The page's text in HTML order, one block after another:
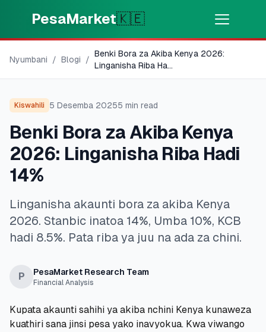
PesaMarket🇰🇪
⚡Pesa Sasa
Pata pesa kwa dakika
🌍CHAGUA NCHI
🇰🇪Kenya
💳
🎯Pata Mkopo
💳Kadi za Mkopo
💰Mikopo ya Kibinafsi
📱Mikopo ya Simu
Nyumbani / Blogi /
Benki Bora za Akiba Kenya 2026:
Linganisha Riba Ha...
Kiswahili 5 Desemba 20255 min read
Benki Bora za Akiba Kenya
2026: Linganisha Riba Hadi
14%
Linganisha akaunti bora za akiba Kenya
2026. Stanbic inatoa 14%, Umba 10%, KCB
hadi 8.5%. Pata riba ya juu na ada za chini.
P PesaMarket Research Team
Financial Analysis
Kupata akaunti sahihi ya akiba nchini Kenya kunaweza
kuathiri sana jinsi pesa yako inavyokua. Kwa viwango